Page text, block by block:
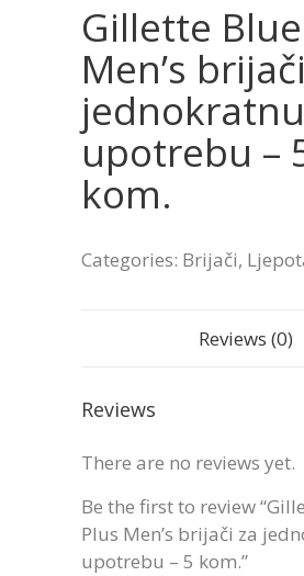
Gillette
Men’s
jednokratnu
upotrebu –
kom.
Categories: Brijači,
Reviews (0)
Reviews
There are no reviews yet.
Be the first to review
Plus Men’s brijači za
upotrebu – 5 kom.”